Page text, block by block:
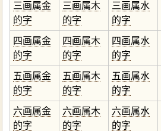
三画属金
的字
三画属木
的字
三画属水
的字
四画属金
的字
四画属木
的字
四画属水
的字
五画属金
的字
五画属木
的字
五画属水
的字
六画属金
的字
六画属木
的字
六画属水
的字